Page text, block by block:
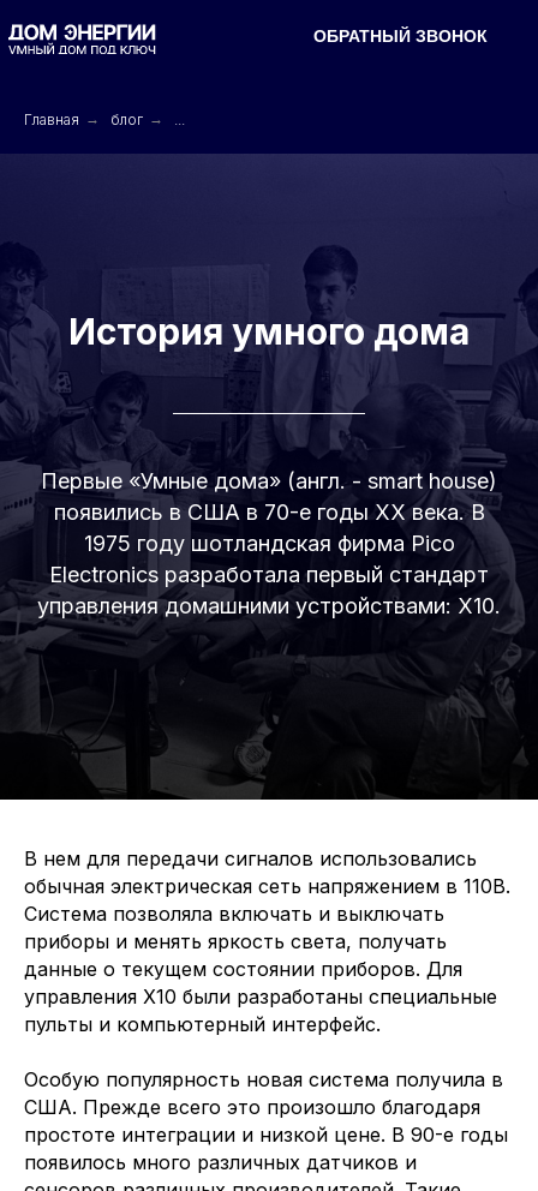
ОБРАТНЫЙ ЗВОНОК
ПЕРСОНАЛЬНЫЙ РАСЧЕТ
ОБРАТНЫЙ ЗВОНОК
Главная → блог → ...
История умного дома
Первые «Умные дома» (англ. - smart house)
появились в США в 70-е годы ХХ века. В
1975 году шотландская фирма Pico
Electronics разработала первый стандарт
управления домашними устройствами: X10.
В нем для передачи сигналов использовались
обычная электрическая сеть напряжением в 110В.
Система позволяла включать и выключать
приборы и менять яркость света, получать
данные о текущем состоянии приборов. Для
управления X10 были разработаны специальные
пульты и компьютерный интерфейс.
Особую популярность новая система получила в
США. Прежде всего это произошло благодаря
простоте интеграции и низкой цене. В 90-е годы
появилось много различных датчиков и